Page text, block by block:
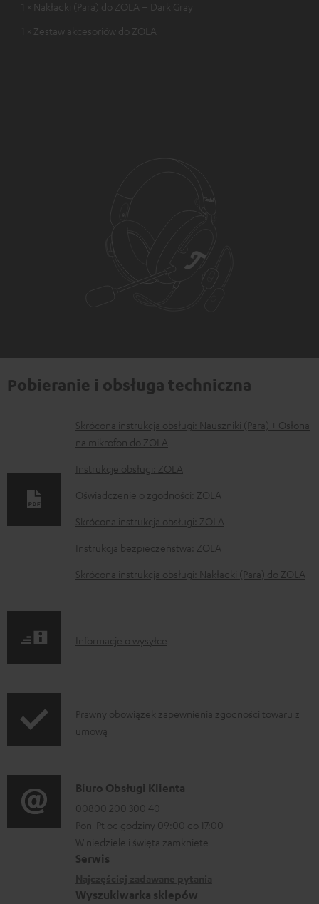
1 × Nakładki (Para) do ZOLA – Dark Gray
1 × Zestaw akcesoriów do ZOLA
Pobieranie i obsługa techniczna
D
o
k
u
e
n
t
o
r
i
a
Skrócona instrukcja obsługi: Nauszniki (Para) + Osłona
na mikrofon do ZOLA
Instrukcje obsługi: ZOLA
Oświadczenie o zgodności: ZOLA
Skrócona instrukcja obsługi: ZOLA
Instrukcja bezpieczeństwa: ZOLA
Skrócona instrukcja obsługi: Nakładki (Para) do ZOLA
I
o
r
c
j
e
o
y
Informacje o wysyłce
I
n
o
r
m
a
c
j
Prawny obowiązek zapewnienia zgodności towaru z
umową
D
a
n
e
o
Biuro Obsługi Klienta
00800 200 300 40
Pon-Pt od godziny 09:00 do 17:00
W niedziele i święta zamknięte
Serwis
Wyszukiwarka sklepów